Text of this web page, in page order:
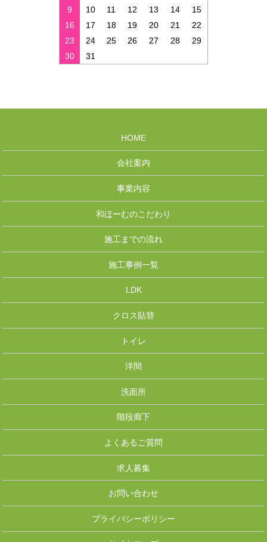
9
10 11 12 13 14
15
16
17 18 19 20 21
22
23
24 25 26 27 28
29
30
31
HOME
会社案内
事業内容
和ほーむのこだわり
施工までの流れ
施工事例一覧
LDK
クロス貼替
トイレ
洋間
洗面所
階段廊下
よくあるご質問
求人募集
お問い合わせ
プライバシーポリシー